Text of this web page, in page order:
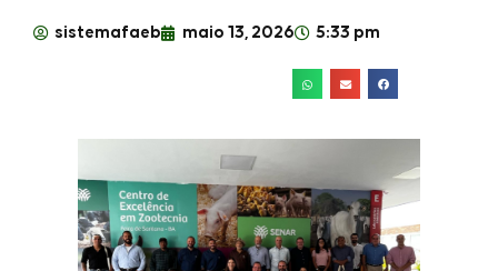
sistemafaeb maio 13, 2026 5:33 pm